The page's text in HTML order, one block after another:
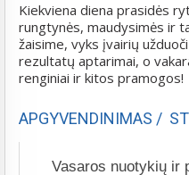
Kiekviena diena prasidės
rungtynės, maudysimės ir
žaisime, vyks įvairių
rezultatų aptarimai, o
renginiai ir kitos pramogos!
APGYVENDINIMAS /
Vasaros nuotykių ir